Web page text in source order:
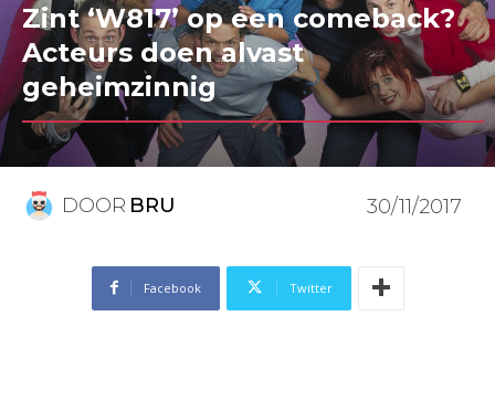
Zint ‘W817’ op een comeback?
Acteurs doen alvast
geheimzinnig
DOOR BRU 30/11/2017
Facebook Twitter